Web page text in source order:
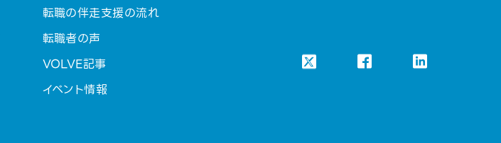
転職の伴走支援の流れ
転職者の声
VOLVE記事
イベント情報